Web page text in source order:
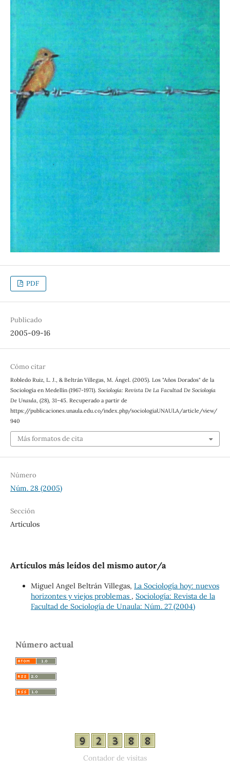
PDF
Publicado
2005-09-16
Cómo citar
Robledo Ruiz, L. J., & Beltrán Villegas, M. Ángel. (2005). Los "Años Dorados" de la
Sociología en Medellín (1967-1971). Sociología: Revista De La Facultad De Sociología
De Unaula, (28), 31–45. Recuperado a partir de
https://publicaciones.unaula.edu.co/index.php/sociologiaUNAULA/article/view/
940
Más formatos de cita
Número
Núm. 28 (2005)
Sección
Artículos
Artículos más leídos del mismo autor/a
Miguel Angel Beltrán Villegas, La Sociología hoy: nuevos
horizontes y viejos problemas , Sociología: Revista de la
Facultad de Sociología de Unaula: Núm. 27 (2004)
Número actual
Contador de visitas